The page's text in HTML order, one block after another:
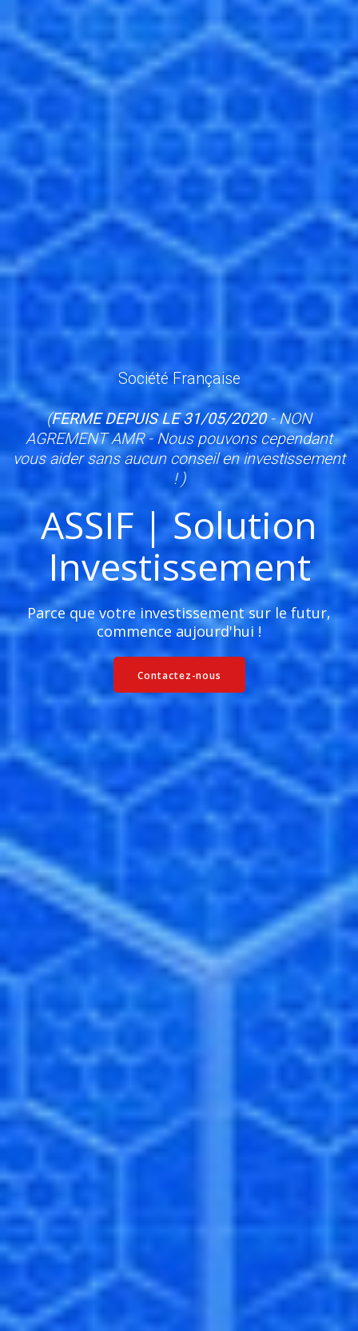
Société Française
(FERME DEPUIS LE 31/05/2020- NON
AGREMENT AMR - Nous pouvons cependant
vous aider sans aucun conseil en investissement
! )
ASSIF | Solution
Investissement
Parce que votre investissement sur le futur,
commence aujourd'hui !
Contactez-nous